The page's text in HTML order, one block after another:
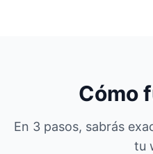
Cómo
En 3 pasos, sabrás
tu